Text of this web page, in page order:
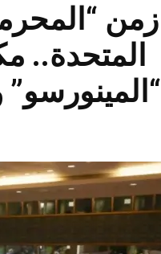
زمن
المتحدة..
“المينورسو”